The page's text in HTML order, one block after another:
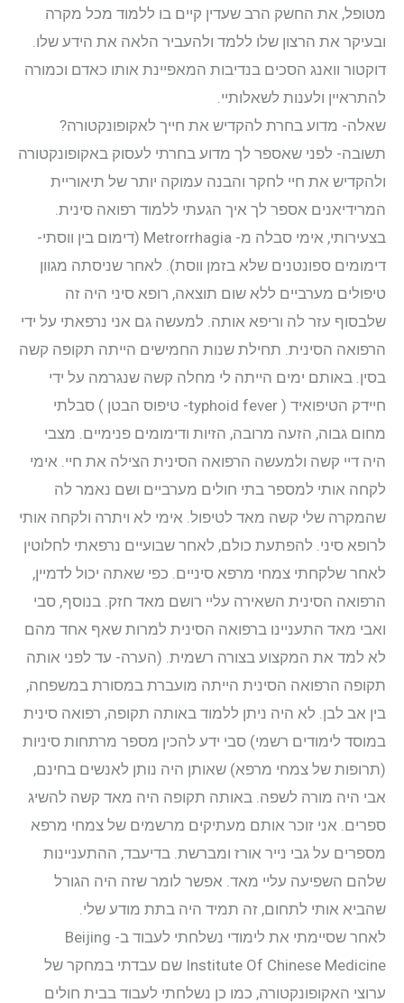
מטופל, את החשק הרב שעדין קיים בו ללמוד מכל מקרה
ובעיקר את הרצון שלו ללמד ולהעביר הלאה את הידע שלו.
דוקטור וואנג הסכים בנדיבות המאפיינת אותו כאדם וכמורה
להתראיין ולענות לשאלותיי.
שאלה- מדוע בחרת להקדיש את חייך לאקופונקטורה?
תשובה- לפני שאספר לך מדוע בחרתי לעסוק באקופונקטורה
ולהקדיש את חיי לחקר והבנה עמוקה יותר של תיאוריית
המרידיאנים אספר לך איך הגעתי ללמוד רפואה סינית.
בצעירותי, אימי סבלה מ- Metrorrhagia (דימום בין ווסתי-
דימומים ספונטנים שלא בזמן ווסת). לאחר שניסתה מגוון
טיפולים מערביים ללא שום תוצאה, רופא סיני היה זה
שלבסוף עזר לה וריפא אותה. למעשה גם אני נרפאתי על ידי
הרפואה הסינית. תחילת שנות החמישים הייתה תקופה קשה
בסין. באותם ימים הייתה לי מחלה קשה שנגרמה על ידי
חיידק הטיפואיד ( typhoid fever- טיפוס הבטן ) סבלתי
מחום גבוה, הזעה מרובה, הזיות ודימומים פנימיים. מצבי
היה דיי קשה ולמעשה הרפואה הסינית הצילה את חיי. אימי
לקחה אותי למספר בתי חולים מערביים ושם נאמר לה
שהמקרה שלי קשה מאד לטיפול. אימי לא ויתרה ולקחה אותי
לרופא סיני. להפתעת כולם, לאחר שבועיים נרפאתי לחלוטין
לאחר שלקחתי צמחי מרפא סיניים. כפי שאתה יכול לדמיין,
הרפואה הסינית השאירה עליי רושם מאד חזק. בנוסף, סבי
ואבי מאד התעניינו ברפואה הסינית למרות שאף אחד מהם
לא למד את המקצוע בצורה רשמית. (הערה- עד לפני אותה
תקופה הרפואה הסינית הייתה מועברת במסורת במשפחה,
בין אב לבן. לא היה ניתן ללמוד באותה תקופה, רפואה סינית
במוסד לימודים רשמי) סבי ידע להכין מספר מרתחות סיניות
(תרופות של צמחי מרפא) שאותן היה נותן לאנשים בחינם,
אבי היה מורה לשפה. באותה תקופה היה מאד קשה להשיג
ספרים. אני זוכר אותם מעתיקים מרשמים של צמחי מרפא
מספרים על גבי נייר אורז ומברשת. בדיעבד, ההתעניינות
שלהם השפיעה עליי מאד. אפשר לומר שזה היה הגורל
שהביא אותי לתחום, זה תמיד היה בתת מודע שלי.
לאחר שסיימתי את לימודי נשלחתי לעבוד ב- Beijing
Institute Of Chinese Medicine שם עבדתי במחקר של
ערוצי האקופונקטורה, כמו כן נשלחתי לעבוד בבית חולים